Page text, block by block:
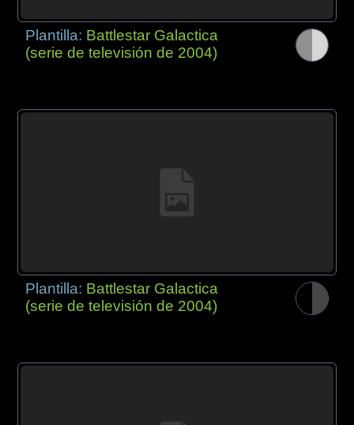
Plantilla: Battlestar Galactica
(serie de televisión de 2004)
Plantilla: Battlestar Galactica
(serie de televisión de 2004)